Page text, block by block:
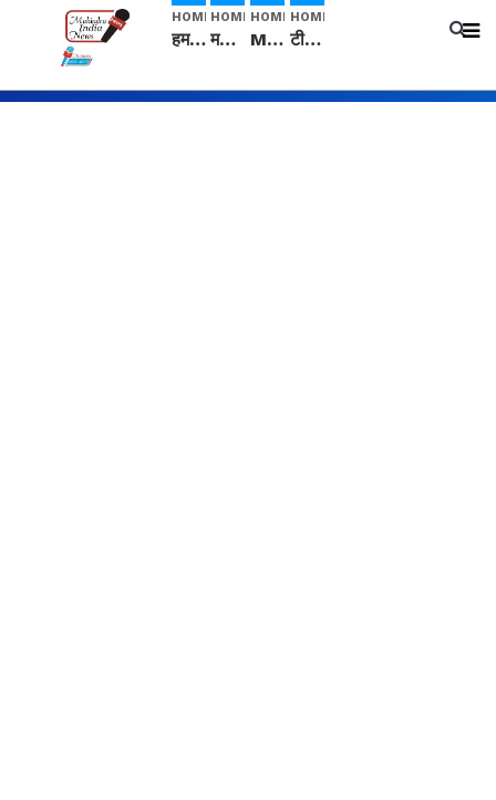
HOME
हम सनातनी..." सांसद kangana Ranaut से क्या बोली लड़की? Viral Jantar-Mantar | CJP protest
HOME
मनीषा हत्याकांड: हत्या, आत्महत्या या कोई बड़ा राज? | Full Story | Josh Haryana
HOME
Mangalsutra: हिंदू धर्म में शादी के बाद मंगलसूत्र क्यों पहनती है महिलाएं, किसने शुरु की ये परंपरा
HOME
टीम बीकेई ने एग्रीकल्चर ग्रेड की यूरिया खाद गट्टों में बदलकर टेक्निकल ग्रेड में बेचने वालों पर करवाई कार्रवाई: लखविंदर सिंह औलख